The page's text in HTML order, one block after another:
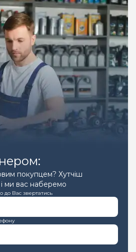
покупцем? Хутчіш
ми вас наберемо
до Вас звертатись